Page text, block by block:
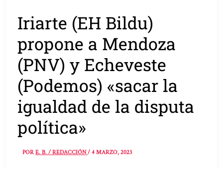
Iriarte (EH Bildu)
propone a Mendoza
(PNV) y Echeveste
(Podemos) «sacar la
igualdad de la disputa
política»
PORE. B. / REDACCIÓN/4 MARZO, 2023